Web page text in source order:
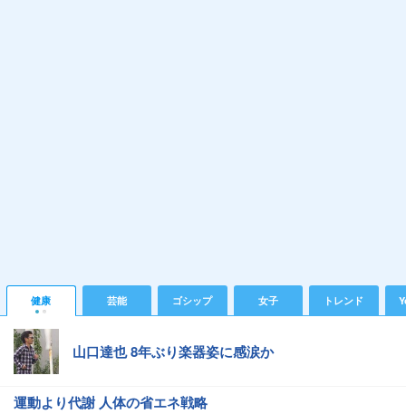
健康 芸能 ゴシップ 女子 トレンド
山口達也 8年ぶり楽器姿に感涙か
運動より代謝 人体の省エネ戦略